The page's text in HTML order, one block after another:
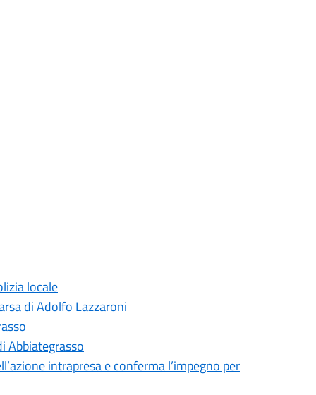
locale
di Adolfo Lazzaroni
Abbiategrasso
intrapresa e conferma l’impegno per